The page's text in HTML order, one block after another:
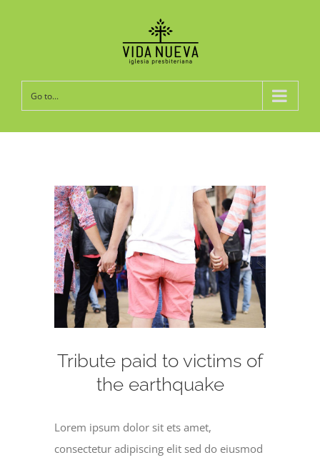
Go to...
View
Larger
Image
Tribute paid to victims of
the earthquake
Lorem ipsum dolor sit ets amet,
consectetur adipiscing elit sed do eiusmod